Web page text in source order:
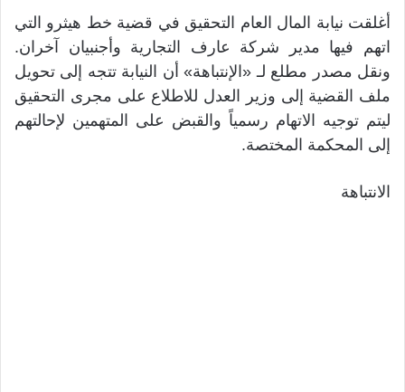
أغلقت نيابة المال العام التحقيق في قضية خط هيثرو التي
اتهم فيها مدير شركة عارف التجارية وأجنبيان آخران.
ونقل مصدر مطلع لـ «الإنتباهة» أن النيابة تتجه إلى تحويل
ملف القضية إلى وزير العدل للاطلاع على مجرى التحقيق
ليتم توجيه الاتهام رسمياً والقبض على المتهمين لإحالتهم
إلى المحكمة المختصة.
الانتباهة